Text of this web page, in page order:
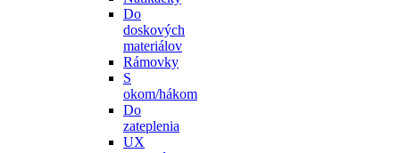
Do
doskových
materiálov
Rámovky
S
okom/hákom
Do
zateplenia
UX